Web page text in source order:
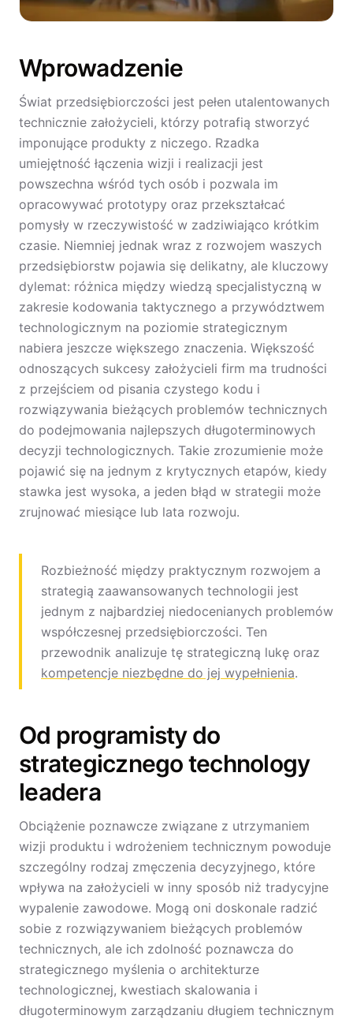
Wprowadzenie
Świat przedsiębiorczości jest pełen utalentowanych
technicznie założycieli, którzy potrafią stworzyć
imponujące produkty z niczego. Rzadka
umiejętność łączenia wizji i realizacji jest
powszechna wśród tych osób i pozwala im
opracowywać prototypy oraz przekształcać
pomysły w rzeczywistość w zadziwiająco krótkim
czasie. Niemniej jednak wraz z rozwojem waszych
przedsiębiorstw pojawia się delikatny, ale kluczowy
dylemat: różnica między wiedzą specjalistyczną w
zakresie kodowania taktycznego a przywództwem
technologicznym na poziomie strategicznym
nabiera jeszcze większego znaczenia. Większość
odnoszących sukcesy założycieli firm ma trudności
z przejściem od pisania czystego kodu i
rozwiązywania bieżących problemów technicznych
do podejmowania najlepszych długoterminowych
decyzji technologicznych. Takie zrozumienie może
pojawić się na jednym z krytycznych etapów, kiedy
stawka jest wysoka, a jeden błąd w strategii może
zrujnować miesiące lub lata rozwoju.
Rozbieżność między praktycznym rozwojem a
strategią zaawansowanych technologii jest
jednym z najbardziej niedocenianych problemów
współczesnej przedsiębiorczości. Ten
przewodnik analizuje tę strategiczną lukę oraz
kompetencje niezbędne do jej wypełnienia.
Od programisty do
strategicznego technology
leadera
Obciążenie poznawcze związane z utrzymaniem
wizji produktu i wdrożeniem technicznym powoduje
szczególny rodzaj zmęczenia decyzyjnego, które
wpływa na założycieli w inny sposób niż tradycyjne
wypalenie zawodowe. Mogą oni doskonale radzić
sobie z rozwiązywaniem bieżących problemów
technicznych, ale ich zdolność poznawcza do
strategicznego myślenia o architekturze
technologicznej, kwestiach skalowania i
długoterminowym zarządzaniu długiem technicznym